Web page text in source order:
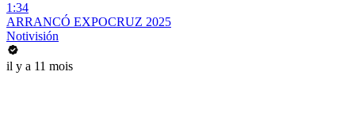
1:34
ARRANCÓ EXPOCRUZ 2025
Notivisión
il y a 11 mois